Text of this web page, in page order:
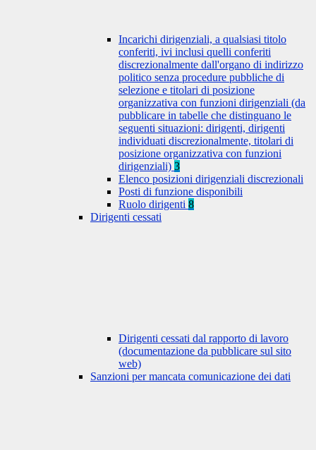
Incarichi dirigenziali, a qualsiasi titolo
conferiti, ivi inclusi quelli conferiti
discrezionalmente dall'organo di indirizzo
politico senza procedure pubbliche di
selezione e titolari di posizione
organizzativa con funzioni dirigenziali (da
pubblicare in tabelle che distinguano le
seguenti situazioni: dirigenti, dirigenti
individuati discrezionalmente, titolari di
posizione organizzativa con funzioni
dirigenziali) 3
Elenco posizioni dirigenziali discrezionali
Posti di funzione disponibili
Ruolo dirigenti 8
Dirigenti cessati
Dirigenti cessati dal rapporto di lavoro
(documentazione da pubblicare sul sito
web)
Sanzioni per mancata comunicazione dei dati